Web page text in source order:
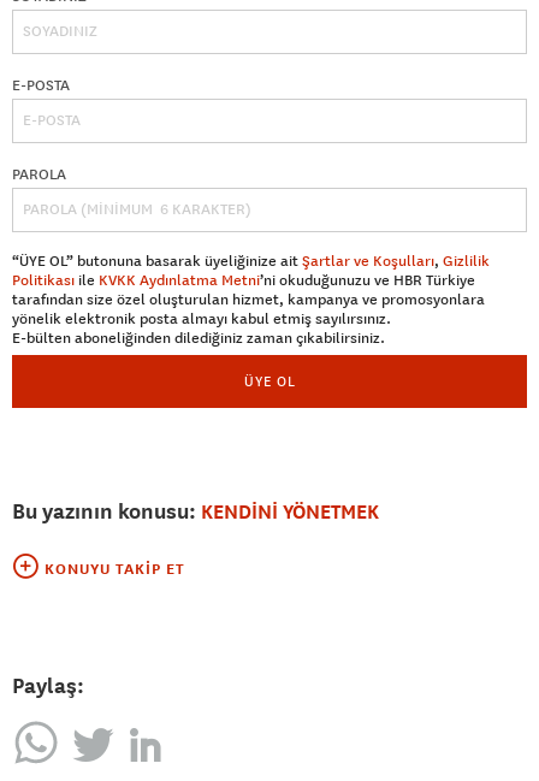
E-POSTA
PAROLA
“ÜYE OL” butonuna basarak üyeliğinize aitŞartlar ve Koşulları, Gizlilik
Politikası ile KVKK Aydınlatma Metni’ni okuduğunuzu ve HBR Türkiye
tarafından size özel oluşturulan hizmet, kampanya ve promosyonlara
yönelik elektronik posta almayı kabul etmiş sayılırsınız.
E-bülten aboneliğinden dilediğiniz zaman çıkabilirsiniz.
ÜYE OL
Bu yazının konusu: KENDİNİ YÖNETMEK
KONUYU TAKIP ET
Paylaş: